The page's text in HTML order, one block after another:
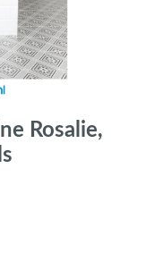
Rosalie,